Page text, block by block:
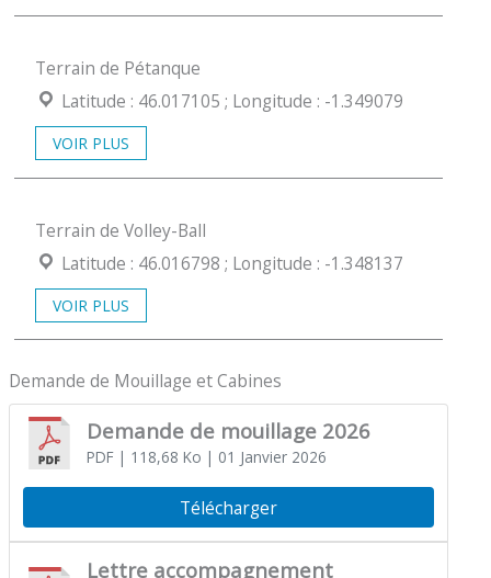
Terrain de Pétanque
Coordonées géographiques :
Latitude : 46.017105 ; Longitude : -1.349079
VOIR PLUS
Terrain de Volley-Ball
Coordonées géographiques :
Latitude : 46.016798 ; Longitude : -1.348137
VOIR PLUS
Demande de Mouillage et Cabines
Demande de mouillage 2026
PDF| 118,68 Ko | 01 Janvier 2026
Télécharger
Lettre accompagnement